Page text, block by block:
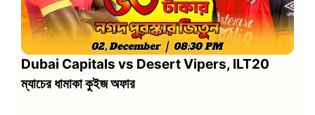
Dubai Capitals vs Desert Vipers, ILT20
ম্যাচের ধামাকা কুইজ অফার